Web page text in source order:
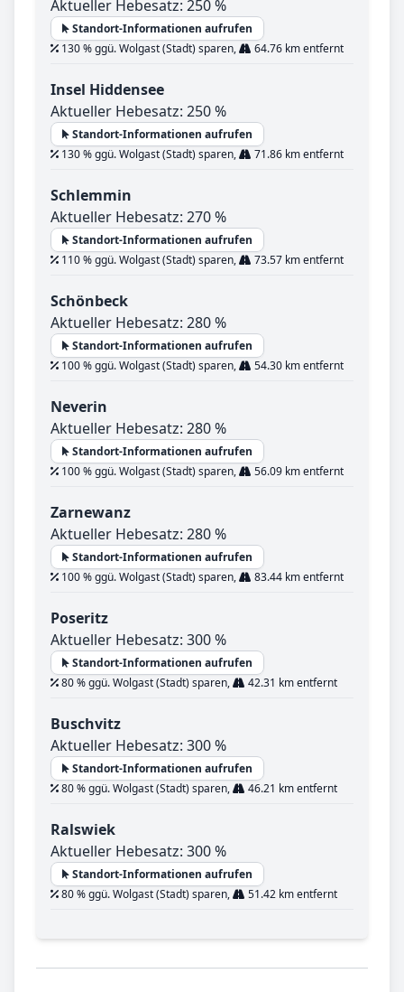
Aktueller Hebesatz: 250 %
Standort-Informationen aufrufen
130 % ggü. Wolgast (Stadt) sparen,
64.76 km entfernt
Insel Hiddensee
Aktueller Hebesatz: 250 %
Standort-Informationen aufrufen
130 % ggü. Wolgast (Stadt) sparen,
71.86 km entfernt
Schlemmin
Aktueller Hebesatz: 270 %
Standort-Informationen aufrufen
110 % ggü. Wolgast (Stadt) sparen,
73.57 km entfernt
Schönbeck
Aktueller Hebesatz: 280 %
Standort-Informationen aufrufen
100 % ggü. Wolgast (Stadt) sparen,
54.30 km entfernt
Neverin
Aktueller Hebesatz: 280 %
Standort-Informationen aufrufen
100 % ggü. Wolgast (Stadt) sparen,
56.09 km entfernt
Zarnewanz
Aktueller Hebesatz: 280 %
Standort-Informationen aufrufen
100 % ggü. Wolgast (Stadt) sparen,
83.44 km entfernt
Poseritz
Aktueller Hebesatz: 300 %
Standort-Informationen aufrufen
80 % ggü. Wolgast (Stadt) sparen,
42.31 km entfernt
Buschvitz
Aktueller Hebesatz: 300 %
Standort-Informationen aufrufen
80 % ggü. Wolgast (Stadt) sparen,
46.21 km entfernt
Ralswiek
Aktueller Hebesatz: 300 %
Standort-Informationen aufrufen
80 % ggü. Wolgast (Stadt) sparen,
51.42 km entfernt